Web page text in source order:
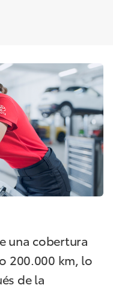
una cobertura
200.000 km, lo
de la